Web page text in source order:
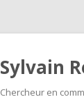
Sylvain
Chercheur en